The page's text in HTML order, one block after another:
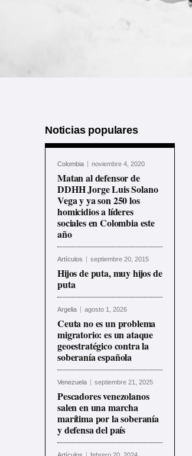
Noticias populares
Colombia noviembre 4, 2020
Matan al defensor de
DDHH Jorge Luis Solano
Vega y ya son 250 los
homicidios a líderes
sociales en Colombia este
año
Artículos septiembre 20, 2015
Hijos de puta, muy hijos de
puta
Argelia agosto 1, 2026
Ceuta no es un problema
migratorio: es un ataque
geoestratégico contra la
soberanía española
Venezuela septiembre 21, 2025
Pescadores venezolanos
salen en una marcha
marítima por la soberanía
y defensa del país